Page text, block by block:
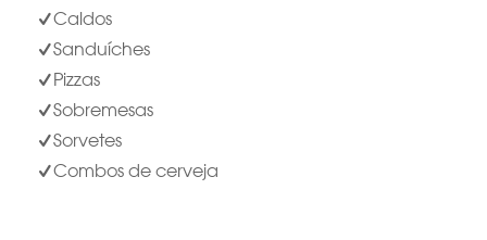
Caldos
Sanduíches
Pizzas
Sobremesas
Sorvetes
Combos de cerveja